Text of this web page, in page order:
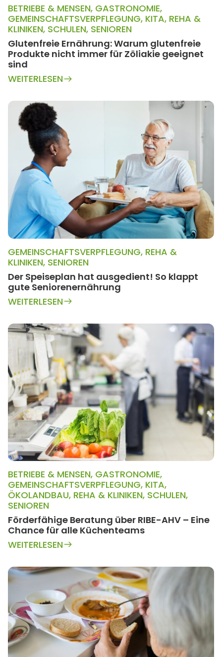
BETRIEBE & MENSEN, GASTRONOMIE,
GEMEINSCHAFTSVERPFLEGUNG, KITA, REHA &
KLINIKEN, SCHULEN, SENIOREN
Glutenfreie Ernährung: Warum glutenfreie
Produkte nicht immer für Zöliakie geeignet
sind
WEITERLESEN
GEMEINSCHAFTSVERPFLEGUNG, REHA &
KLINIKEN, SENIOREN
Der Speiseplan hat ausgedient! So klappt
gute Seniorenernährung
WEITERLESEN
BETRIEBE & MENSEN, GASTRONOMIE,
GEMEINSCHAFTSVERPFLEGUNG, KITA,
ÖKOLANDBAU, REHA & KLINIKEN, SCHULEN,
SENIOREN
Förderfähige Beratung über RIBE-AHV – Eine
Chance für alle Küchenteams
WEITERLESEN